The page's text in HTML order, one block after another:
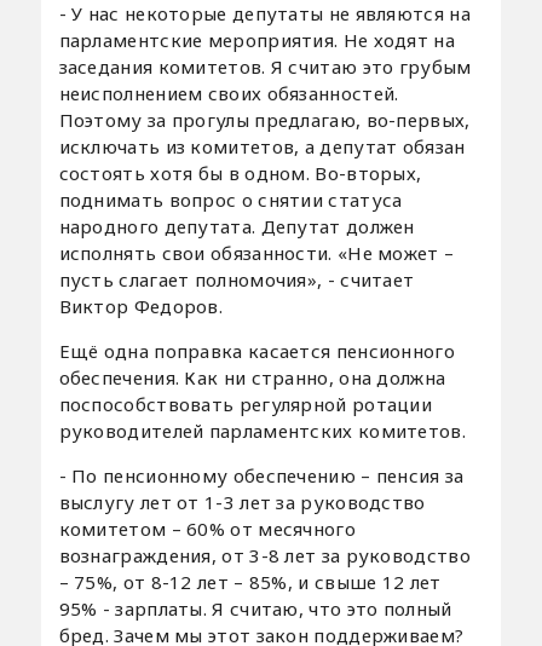
- У нас некоторые депутаты не являются на
парламентские мероприятия. Не ходят на
заседания комитетов. Я считаю это грубым
неисполнением своих обязанностей.
Поэтому за прогулы предлагаю, во-первых,
исключать из комитетов, а депутат обязан
состоять хотя бы в одном. Во-вторых,
поднимать вопрос о снятии статуса
народного депутата. Депутат должен
исполнять свои обязанности. «Не может –
пусть слагает полномочия», - считает
Виктор Федоров.
Ещё одна поправка касается пенсионного
обеспечения. Как ни странно, она должна
поспособствовать регулярной ротации
руководителей парламентских комитетов.
- По пенсионному обеспечению – пенсия за
выслугу лет от 1-3 лет за руководство
комитетом – 60% от месячного
вознаграждения, от 3-8 лет за руководство
– 75%, от 8-12 лет – 85%, и свыше 12 лет
95% - зарплаты. Я считаю, что это полный
бред. Зачем мы этот закон поддерживаем?